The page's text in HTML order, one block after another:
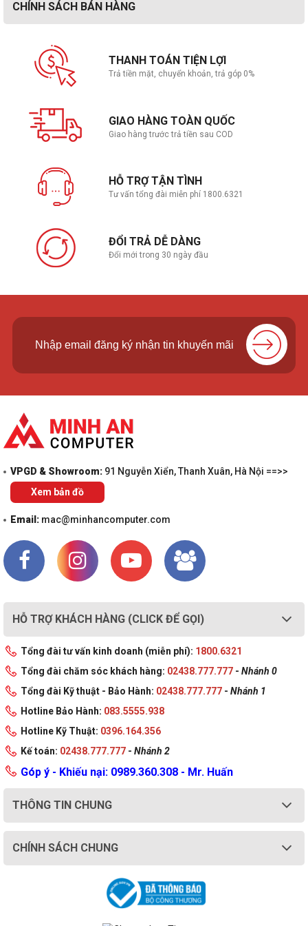
Tương thích với POWERPLAY
Luôn sạc G502 X PLUS, cả khi nghỉ ngơi và khi chơi, với
giải pháp sạc không dây độc đáo của chúng tôi.
Không bao giờ phải lo lắng về việc sạc lại pin lần nữa.
CHÍNH SÁCH BÁN HÀNG
THANH TOÁN TIỆN LỢI
Trả tiền mặt, chuyển khoản, trả góp 0%
GIAO HÀNG TOÀN QUỐC
Giao hàng trước trả tiền sau COD
HỖ TRỢ TẬN TÌNH
Tư vấn tổng đài miễn phí 1800.6321
ĐỔI TRẢ DỄ DÀNG
Đổi mới trong 30 ngày đầu
VPGD & Showroom: 91 Nguyễn Xiển, Thanh Xuân, Hà Nội ==>>
Xem bản đồ
Email: mac@minhancomputer.com
HỖ TRỢ KHÁCH HÀNG (CLICK ĐỂ GỌI)
Tổng đài tư vấn kinh doanh (miễn phí): 1800.6321
Tổng đài chăm sóc khách hàng: 02438.777.777 - Nhánh 0
Tổng đài Kỹ thuật - Bảo Hành: 02438.777.777 - Nhánh 1
Hotline Bảo Hành: 083.5555.938
Hotline Kỹ Thuật: 0396.164.356
Kế toán: 02438.777.777 - Nhánh 2
Góp ý - Khiếu nại: 0989.360.308 - Mr. Huấn
THÔNG TIN CHUNG
CHÍNH SÁCH CHUNG